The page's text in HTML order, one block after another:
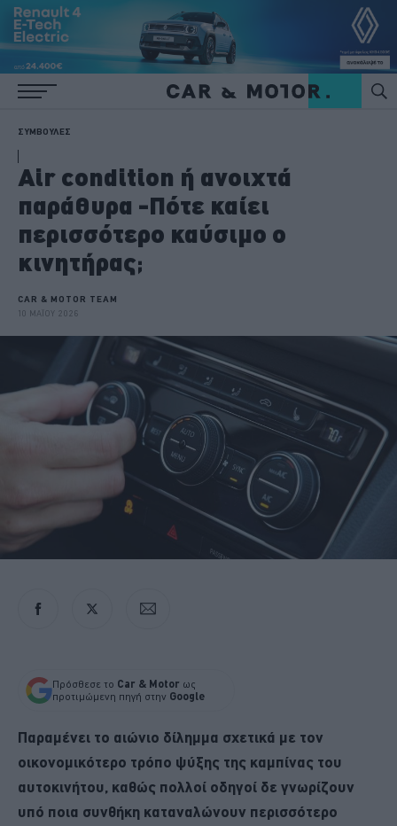
ΣΥΜΒΟΥΛΕΣ
Air condition ή ανοιχτά
παράθυρα -Πότε καίει
περισσότερο καύσιμο ο
κινητήρας;
CAR & MOTOR TEAM
10 ΜΑΪΟΥ 2026
Πρόσθεσε το Car & Motor ως
προτιμώμενη πηγή στην Google
Παραμένει το αιώνιο δίλημμα σχετικά με τον
οικονομικότερο τρόπο ψύξης της καμπίνας του
αυτοκινήτου, καθώς πολλοί οδηγοί δε γνωρίζουν
υπό ποια συνθήκη καταναλώνουν περισσότερο